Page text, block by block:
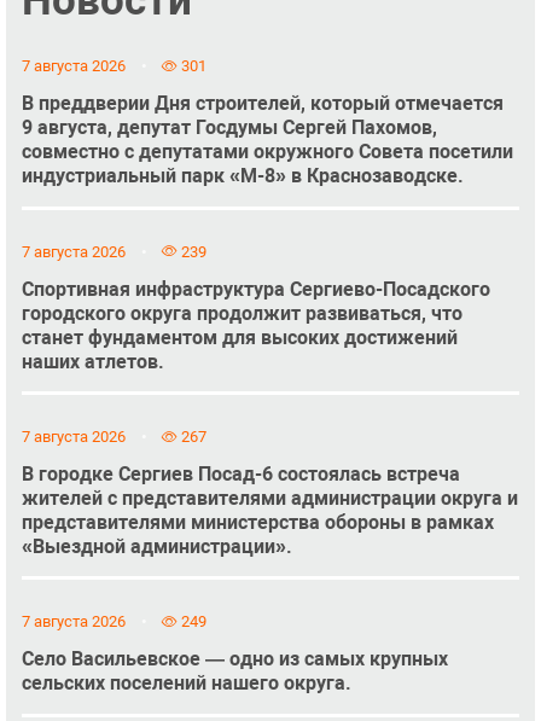
7 августа 2026 301
В преддверии Дня строителей, который отмечается
9 августа, депутат Госдумы Сергей Пахомов,
совместно с депутатами окружного Совета посетили
индустриальный парк «М-8» в Краснозаводске.
7 августа 2026 239
Спортивная инфраструктура Сергиево-Посадского
городского округа продолжит развиваться, что
станет фундаментом для высоких достижений
наших атлетов.
7 августа 2026 267
В городке Сергиев Посад-6 состоялась встреча
жителей с представителями администрации округа и
представителями министерства обороны в рамках
«Выездной администрации».
7 августа 2026 249
Село Васильевское — одно из самых крупных
сельских поселений нашего округа.